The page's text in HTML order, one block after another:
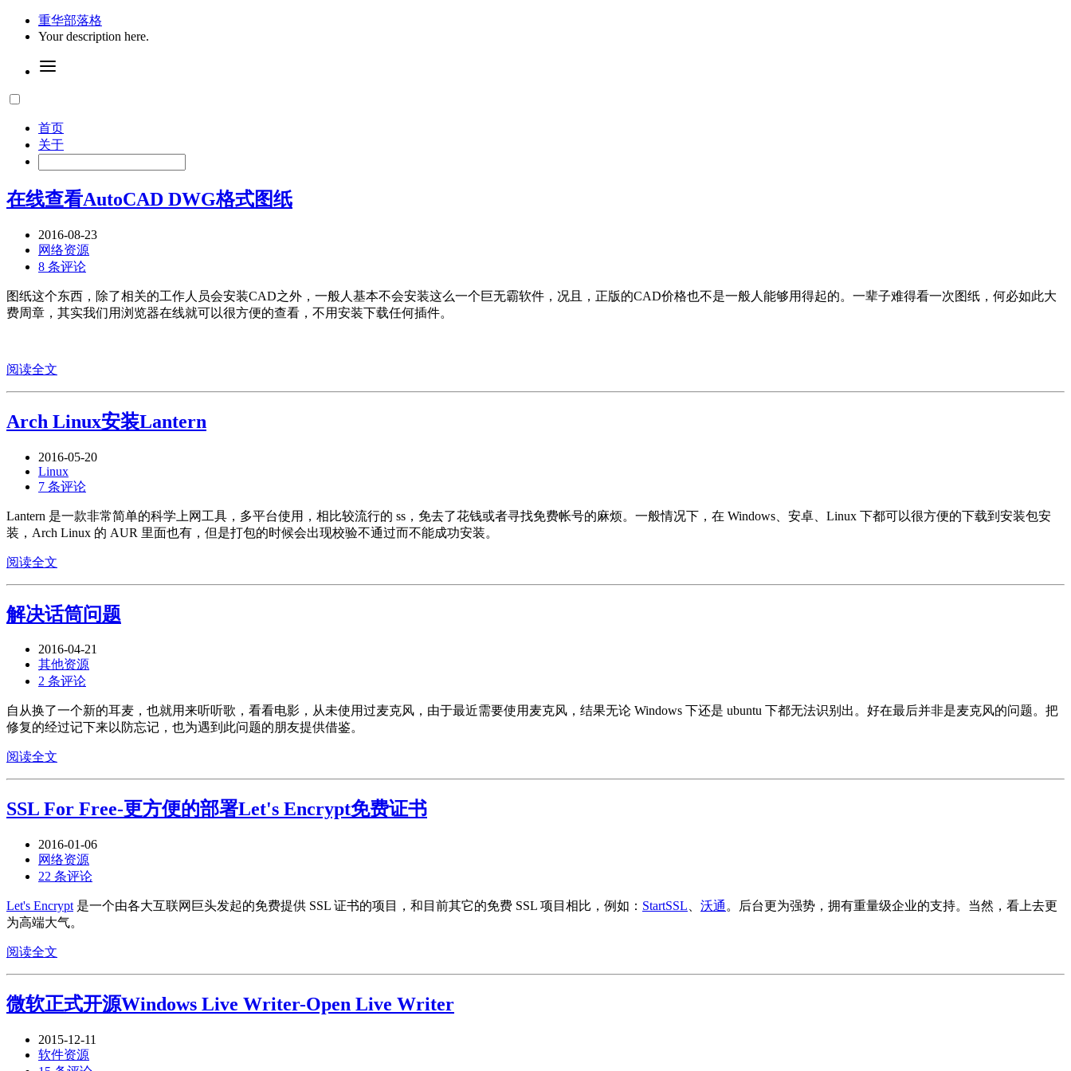
重华部落格
Your description here.
首页
关于
在线查看AutoCAD DWG格式图纸
2016-08-23
网络资源
8 条评论
图纸这个东西，除了相关的工作人员会安装CAD之外，一般人基本不会安装这么一个巨无霸软件，况且，正版的CAD价格也不是一般人能够用得起的。一辈子难得看一次图纸，何必如此大
费周章，其实我们用浏览器在线就可以很方便的查看，不用安装下载任何插件。
阅读全文
Arch Linux安装Lantern
2016-05-20
Linux
7 条评论
Lantern 是一款非常简单的科学上网工具，多平台使用，相比较流行的 ss，免去了花钱或者寻找免费帐号的麻烦。一般情况下，在 Windows、安卓、Linux 下都可以很方便的下载到安装包安
装，Arch Linux 的 AUR 里面也有，但是打包的时候会出现校验不通过而不能成功安装。
阅读全文
解决话筒问题
2016-04-21
其他资源
2 条评论
自从换了一个新的耳麦，也就用来听听歌，看看电影，从未使用过麦克风，由于最近需要使用麦克风，结果无论 Windows 下还是 ubuntu 下都无法识别出。好在最后并非是麦克风的问题。把
修复的经过记下来以防忘记，也为遇到此问题的朋友提供借鉴。
阅读全文
SSL For Free-更方便的部署Let's Encrypt免费证书
2016-01-06
网络资源
22 条评论
Let's Encrypt 是一个由各大互联网巨头发起的免费提供 SSL 证书的项目，和目前其它的免费 SSL 项目相比，例如： StartSSL 沃通 。后台更为强势，拥有重量级企业的支持。当然，看上去更
为高端大气。
阅读全文
微软正式开源Windows Live Writer-Open Live Writer
2015-12-11
软件资源